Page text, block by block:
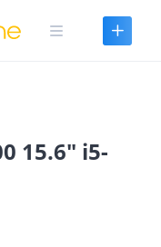
15.6" i5-